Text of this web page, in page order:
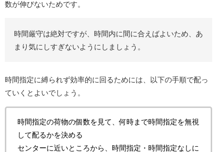
数が伸びないためです。
時間厳守は絶対ですが、時間内に間に合えばよいため、あ
まり気にしすぎないようにしましょう。
時間指定に縛られず効率的に回るためには、以下の手順で配っ
ていくとよいでしょう。
時間指定の荷物の個数を見て、何時まで時間指定を無視
して配るかを決める
センターに近いところから、時間指定・時間指定なしに